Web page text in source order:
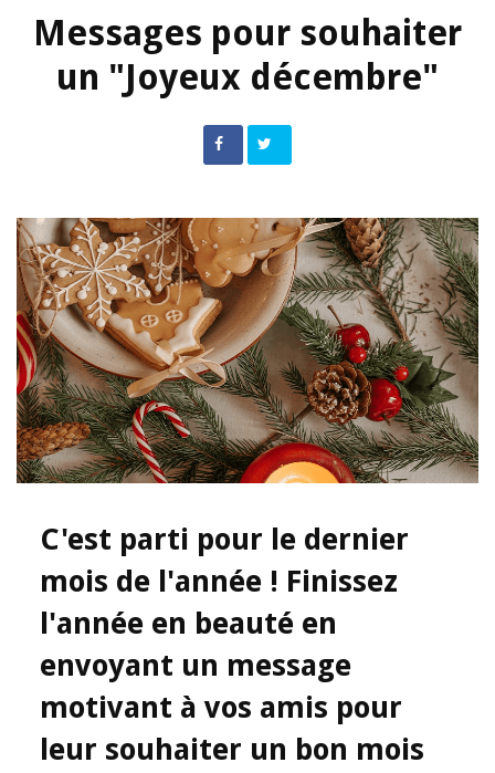
Messages pour souhaiter
un "Joyeux décembre"
C'est parti pour le dernier
mois de l'année ! Finissez
l'année en beauté en
envoyant un message
motivant à vos amis pour
leur souhaiter un bon mois